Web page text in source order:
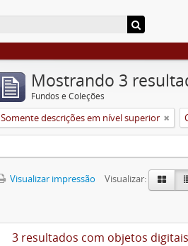
Mostrando 3
Fundos e Coleções
Somente descrições em nível superior
Visualizar impressão
Visualizar:
3 resultados com objetos digitais